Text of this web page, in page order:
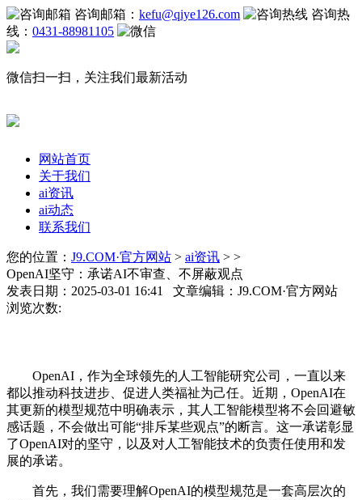
咨询邮箱： kefu@qiye126.com
咨询热
线： 0431-88981105
微信扫一扫，关注我们最新活动
网站首页
关于我们
ai资讯
ai动态
联系我们
您的位置： J9.COM·官方网站 > ai资讯 > >
OpenAI坚守：承诺AI不审查、不屏蔽观点
发表日期：2025-03-01 16:41 文章编辑：J9.COM·官方网站
浏览次数:
OpenAI，作为全球领先的人工智能研究公司，一直以来
都以推动科技进步、促进人类福祉为己任。近期，OpenAI在
其更新的模型规范中明确表示，其人工智能模型将不会回避敏
感话题，不会做出可能“排斥某些观点”的断言。这一承诺彰显
了OpenAI对的坚守，以及对人工智能技术的负责任使用和发
展的承诺。
首先，我们需要理解OpenAI的模型规范是一套高层次的